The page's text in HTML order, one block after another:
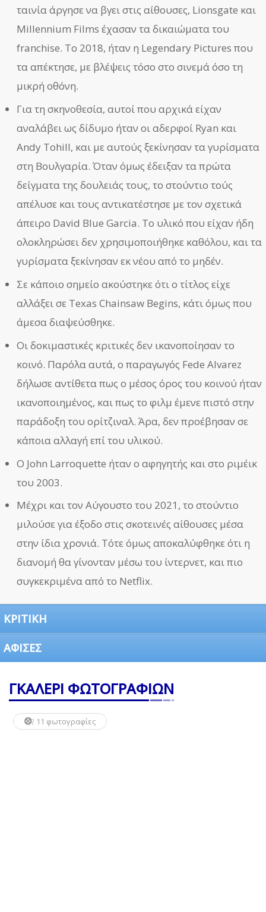
ταινία άργησε να βγει στις αίθουσες, Lionsgate και
Millennium Films έχασαν τα δικαιώματα του
franchise. Το 2018, ήταν η Legendary Pictures που
τα απέκτησε, με βλέψεις τόσο στο σινεμά όσο τη
μικρή οθόνη.
Για τη σκηνοθεσία, αυτοί που αρχικά είχαν
αναλάβει ως δίδυμο ήταν οι αδερφοί Ryan και
Andy Tohill, και με αυτούς ξεκίνησαν τα γυρίσματα
στη Βουλγαρία. Όταν όμως έδειξαν τα πρώτα
δείγματα της δουλειάς τους, το στούντιο τούς
απέλυσε και τους αντικατέστησε με τον σχετικά
άπειρο David Blue Garcia. Το υλικό που είχαν ήδη
ολοκληρώσει δεν χρησιμοποιήθηκε καθόλου, και τα
γυρίσματα ξεκίνησαν εκ νέου από το μηδέν.
Σε κάποιο σημείο ακούστηκε ότι ο τίτλος είχε
αλλάξει σε Texas Chainsaw Begins, κάτι όμως που
άμεσα διαψεύσθηκε.
Οι δοκιμαστικές κριτικές δεν ικανοποίησαν το
κοινό. Παρόλα αυτά, ο παραγωγός Fede Alvarez
δήλωσε αντίθετα πως ο μέσος όρος του κοινού ήταν
ικανοποιημένος, και πως το φιλμ έμενε πιστό στην
παράδοξη του ορίτζιναλ. Άρα, δεν προέβησαν σε
κάποια αλλαγή επί του υλικού.
Ο John Larroquette ήταν ο αφηγητής και στο ριμέικ
του 2003.
Μέχρι και τον Αύγουστο του 2021, το στούντιο
μιλούσε για έξοδο στις σκοτεινές αίθουσες μέσα
στην ίδια χρονιά. Τότε όμως αποκαλύφθηκε ότι η
διανομή θα γίνονταν μέσω του ίντερνετ, και πιο
συγκεκριμένα από το Netflix.
ΚΡΙΤΙΚΗ
ΑΦΙΣΕΣ
ΓΚΑΛΕΡΙ ΦΩΤΟΓΡΑΦΙΩΝ
11 φωτογραφίες